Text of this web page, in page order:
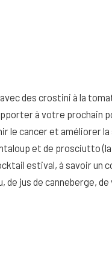
des crostini à la
à votre prochain
le cancer et améliorer
et de prosciutto
estival, à savoir un
jus de canneberge, de